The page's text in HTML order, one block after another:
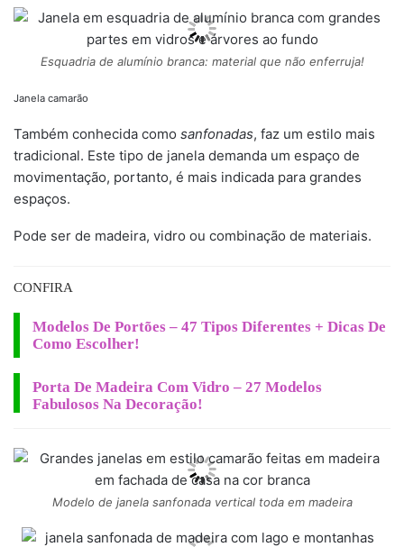
Esquadria de alumínio branca: material que não enferruja!
Janela camarão
Também conhecida como sanfonadas, faz um estilo mais
tradicional. Este tipo de janela demanda um espaço de
movimentação, portanto, é mais indicada para grandes
espaços.
Pode ser de madeira, vidro ou combinação de materiais.
CONFIRA
Modelos De Portões – 47 Tipos Diferentes + Dicas De
Como Escolher!
Porta De Madeira Com Vidro – 27 Modelos
Fabulosos Na Decoração!
Modelo de janela sanfonada vertical toda em madeira